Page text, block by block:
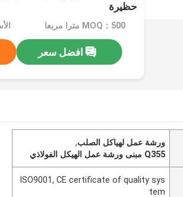
حظيرة
MOQ：500 مترا مربعا
افضل سعر
ورشة عمل لهياكل الصلب,
Q355 مبنى ورشة عمل الهيكل الفولاذي
ISO9001, CE certificate of quality sys
tem